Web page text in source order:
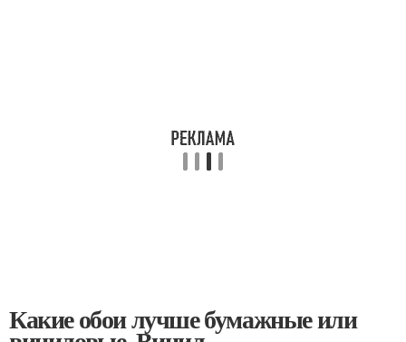
Какие обои лучше бумажные или